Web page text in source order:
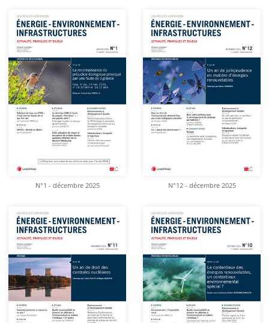
N°1 - décembre 2025 N°12 - décembre 2025